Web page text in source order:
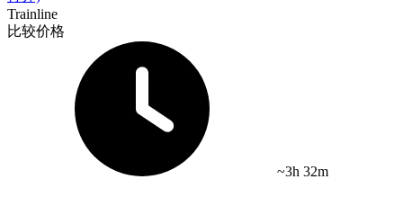
Trainline
比较价格
~3h 32m